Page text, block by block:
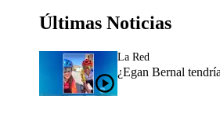
Últimas Noticias
La Red
¿Egan Bernal